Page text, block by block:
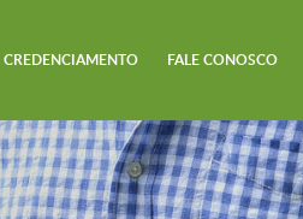
CREDENCIAMENTO FALE CONOSCO